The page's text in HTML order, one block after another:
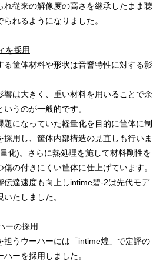
れ従来の解像度の高さを継承したまま聴
れるようになりました。
を採用
る筐体材料や形状は音響特性に対する影
響は大きく、重い材料を用いることで余
うのが一般的です。
になっていた軽量化を目的に筐体に制
採用し、筐体内部構造の見直しも行いま
化)。さらに熱処理を施して材料剛性を
傷の付きにくい筐体に仕上げています。
伝達速度も向上しintime碧-2は先代モデ
たしました。
ーの採用
担うウーハーには「intime煌」で定評の
ーを採用しました。